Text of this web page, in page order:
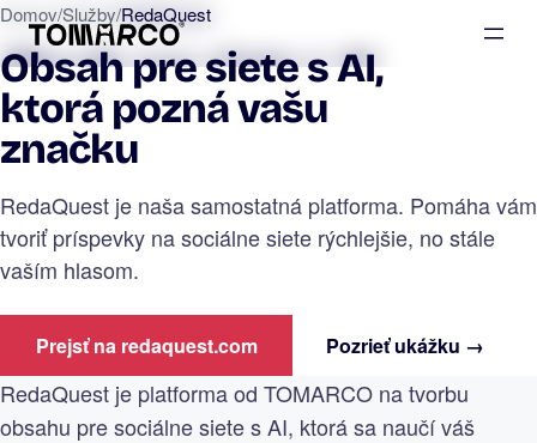
Domov/Služby/RedaQuest
Obsah pre siete s AI,
ktorá pozná vašu
značku
RedaQuest je naša samostatná platforma. Pomáha vám
tvoriť príspevky na sociálne siete rýchlejšie, no stále
vaším hlasom.
Prejsť na redaquest.com Pozrieť ukážku →
RedaQuest je platforma od TOMARCO na tvorbu
obsahu pre sociálne siete s AI, ktorá sa naučí váš